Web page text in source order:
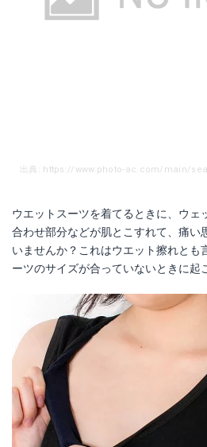
ウエットスーツを着てるときに、ウェ
合わせ部分などが肌とこすれて、痛い
いませんか？これはウエット擦れとも
ーツのサイズが合っていないときに起